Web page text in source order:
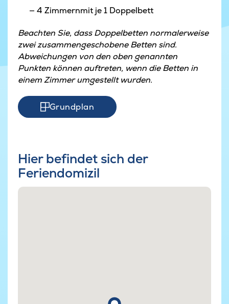
4 Zimmernmit je 1 Doppelbett
Beachten Sie, dass Doppelbetten normalerweise
zwei zusammengeschobene Betten sind.
Abweichungen von den oben genannten
Punkten können auftreten, wenn die Betten in
einem Zimmer umgestellt wurden.
Grundplan
Hier befindet sich der
Feriendomizil